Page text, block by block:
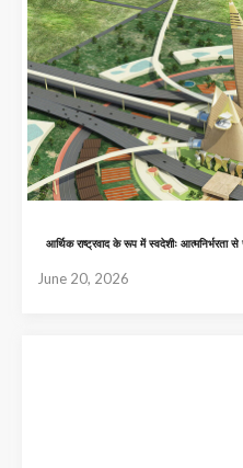
आर्थिक राष्ट्रवाद के रूप में स्वदेशीः आत्मनिर्भरता
June 20, 2026